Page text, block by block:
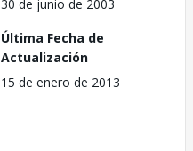
30 de junio de 2003
Última Fecha de
Actualización
15 de enero de 2013